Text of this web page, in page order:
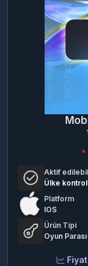
*
Aktif
Ülke
Platform
IOS
Ürün Tipi
Oyun Parası